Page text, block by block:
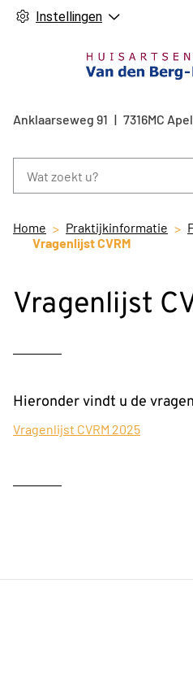
Instellingen
Anklaarseweg 91 7316MC
Home Praktijkinformatie
Vragenlijst CVRM
Vragenlijst
Hieronder vindt u de
Vragenlijst CVRM 2025